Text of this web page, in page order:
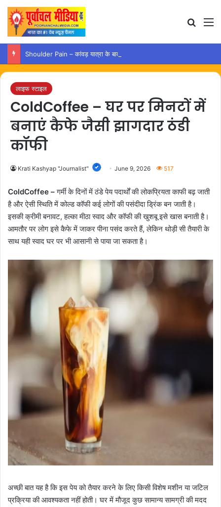
लाइफ स्टाइल
ColdCoffee – घर पर मिनटों में
बनाएं कैफे जैसी झागदार ठंडी
कॉफी
Krati Kashyap "Journalist" June 9, 2026 517
ColdCoffee –गर्मी के दिनों में ठंडे पेय पदार्थों की लोकप्रियता काफी बढ़ जाती
है और ऐसी स्थिति में कोल्ड कॉफी कई लोगों की पसंदीदा ड्रिंक बन जाती है।
इसकी क्रीमी बनावट, हल्का मीठा स्वाद और कॉफी की खुशबू इसे खास बनाती है।
आमतौर पर लोग इसे कैफे में जाकर पीना पसंद करते हैं, लेकिन थोड़ी सी तैयारी के
साथ यही स्वाद घर पर भी आसानी से पाया जा सकता है।
अच्छी बात यह है कि इस पेय को तैयार करने के लिए किसी विशेष मशीन या जटिल
प्रक्रिया की आवश्यकता नहीं होती। घर में मौजूद कुछ सामान्य सामग्री की मदद